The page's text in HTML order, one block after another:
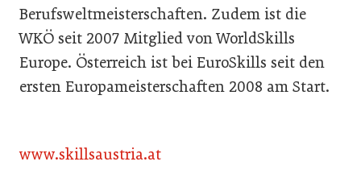
Berufsweltmeisterschaften. Zudem ist die
WKÖ seit 2007 Mitglied von WorldSkills
Europe. Österreich ist bei EuroSkills seit den
ersten Europameisterschaften 2008 am Start.
www.skillsaustria.at